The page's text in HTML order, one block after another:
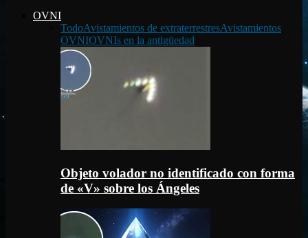
OVNI
TodoAvistamientos de extraterrestresAvistamientos
OVNIOVNIs en la antigüedad
Objeto volador no identificado con forma
de «V» sobre los Ángeles